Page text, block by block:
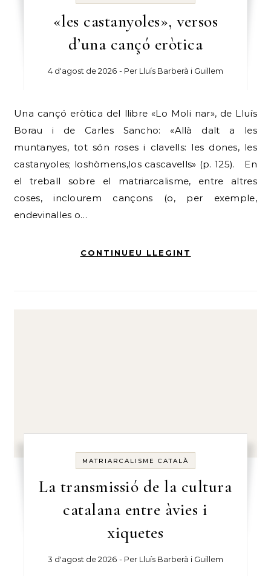
«les castanyoles», versos
d’una cançó eròtica
4 d'agost de 2026 - Per Lluís Barberà i Guillem
Una cançó eròtica del llibre «Lo Moli nar», de Lluís
Borau i de Carles Sancho: «Allà dalt a les
muntanyes, tot són roses i clavells: les dones, les
castanyoles; loshòmens,los cascavells» (p. 125). En
el treball sobre el matriarcalisme, entre altres
coses, inclourem cançons (o, per exemple,
endevinalles o…
CONTINUEU LLEGINT
MATRIARCALISME CATALÀ
La transmissió de la cultura
catalana entre àvies i
xiquetes
3 d'agost de 2026 - Per Lluís Barberà i Guillem